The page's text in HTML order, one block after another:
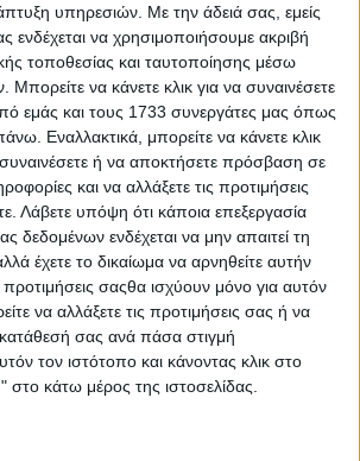
υπηρεσιών. Με την άδειά σας, εμείς
ενδέχεται να χρησιμοποιήσουμε ακριβή
τοποθεσίας και ταυτοποίησης μέσω
να κάνετε κλικ για να συναινέσετε
εμάς και τους 1733 συνεργάτες μας όπως
Εναλλακτικά, μπορείτε να κάνετε κλικ
συναινέσετε ή να αποκτήσετε πρόσβαση σε
και να αλλάξετε τις προτιμήσεις
Λάβετε υπόψη ότι κάποια επεξεργασία
ενδέχεται να μην απαιτεί τη
έχετε το δικαίωμα να αρνηθείτε αυτήν
σαςθα ισχύουν μόνο για αυτόν
να αλλάξετε τις προτιμήσεις σας ή να
σας ανά πάσα στιγμή
τον ιστότοπο και κάνοντας κλικ στο
κάτω μέρος της ιστοσελίδας.
– Το αυτοκίνητο πόλης με